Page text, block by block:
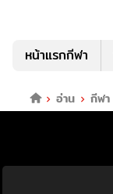
หน้าแรกกีฬา
อ่าน กีฬา